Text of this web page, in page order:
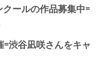
ールの作品募集中=
渋谷凪咲さんをキャ